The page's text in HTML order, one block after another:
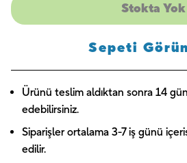
Stokta Yok
Sepeti
Ürünü teslim aldıktan sonra 14
edebilirsiniz.
Siparişler ortalama 3-7 iş günü
edilir.